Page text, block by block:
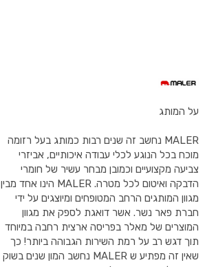
על המותג
MALER נחשב זה שנים רבות כמותג בעל רזומה
מוכח בכל הנוגע לכלי עבודה איכותיים, אביזרי
צביעה מקצועיים וכמובן מבחר עשיר של חומרי
הדבקה ואיטום לכל מטרה. MALER הינו אחד מבין
מגוון המותגים הרחב המטופחים ומיוצגים על ידי
חברת פאר נשר. אשר דואגת לספק את מגוון
המוצרים של מאלר בפריסה ארצית רחבה במיוחד
תוך דגש רב על רמת השירות הגבוהה ביותר! כך
שאין זה מפתיע ש MALER נחשב המון שנים בשוק